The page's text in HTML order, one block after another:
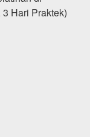
Hari Praktek)